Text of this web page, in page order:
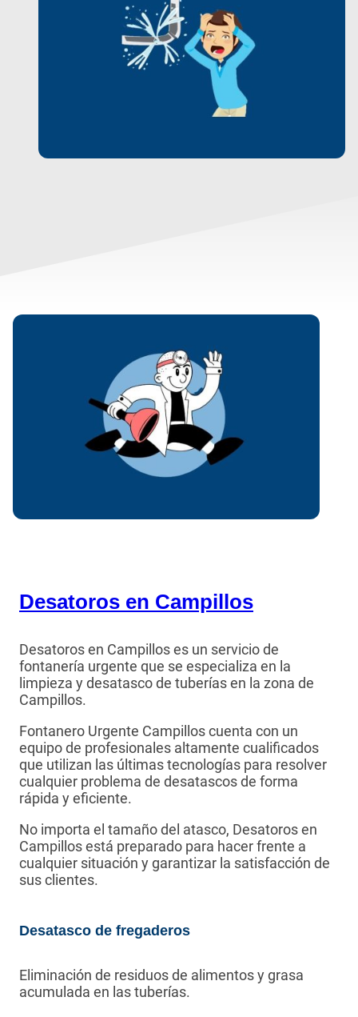
Desatoros en Campillos
Desatoros en Campillos es un servicio de
fontanería urgente que se especializa en la
limpieza y desatasco de tuberías en la zona de
Campillos.
Fontanero Urgente Campillos cuenta con un
equipo de profesionales altamente cualificados
que utilizan las últimas tecnologías para resolver
cualquier problema de desatascos de forma
rápida y eficiente.
No importa el tamaño del atasco, Desatoros en
Campillos está preparado para hacer frente a
cualquier situación y garantizar la satisfacción de
sus clientes.
Desatasco de fregaderos
Eliminación de residuos de alimentos y grasa
acumulada en las tuberías.